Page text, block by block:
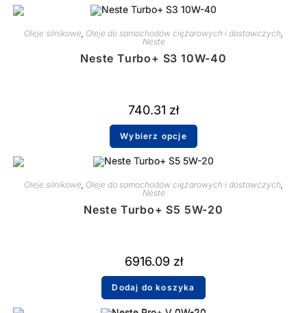
Oleje silnikowe Oleje do samochodów ciężarowych i dostawczych
Neste
Neste Turbo+ S3 10W-40
740.31 zł
Wybierz opcje
Oleje silnikowe, Oleje do samochodów ciężarowych i dostawczych,
Neste
Neste Turbo+ S5 5W-20
6916.09 zł
Dodaj do koszyka